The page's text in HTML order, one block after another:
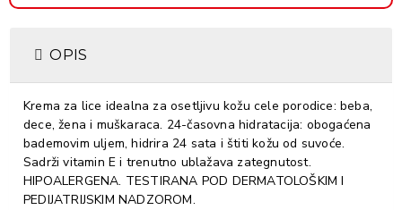
OPIS
Krema za lice idealna za osetljivu kožu cele porodice: beba,
dece, žena i muškaraca. 24-časovna hidratacija: obogaćena
bademovim uljem, hidrira 24 sata i štiti kožu od suvoće.
Sadrži vitamin E i trenutno ublažava zategnutost.
HIPOALERGENA. TESTIRANA POD DERMATOLOŠKIM I
PEDIJATRIJSKIM NADZOROM.